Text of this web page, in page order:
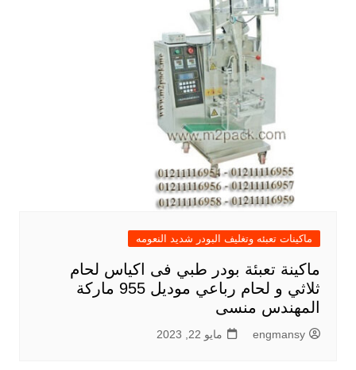
ماكينات تعبئه وتغليف البودر شديد النعومه
ماكينة تعبئة بودر طبي فى اكياس لحام
ثلاثي و لحام رباعي موديل 955 ماركة
المهندس منسى
engmansy مايو 22, 2023